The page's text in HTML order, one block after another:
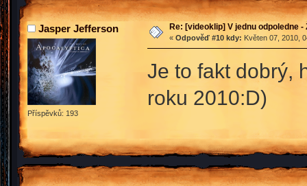
Jasper Jefferson
Příspěvků: 193
Re: [videoklip] V jednu odpoledne
« Odpověď #10 kdy: Květen 07, 2010,
Je to fakt dobrý,
roku 2010:D)